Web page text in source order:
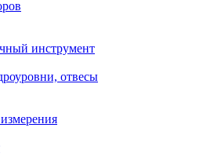
инструмент
отвесы